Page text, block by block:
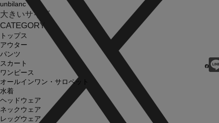
unbilanc
大きいサイズ
CATEGORY
トップス
アウター
パンツ
スカート
ワンピース
オールインワン・サロペット
水着
ヘッドウェア
ネックウェア
レッグウェア